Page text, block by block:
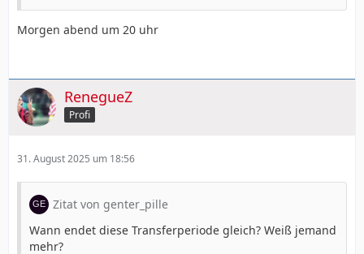
Morgen abend um 20 uhr
RenegueZ
Profi
31. August 2025 um 18:56
Zitat von genter_pille
Wann endet diese Transferperiode gleich? Weiß jemand
mehr?